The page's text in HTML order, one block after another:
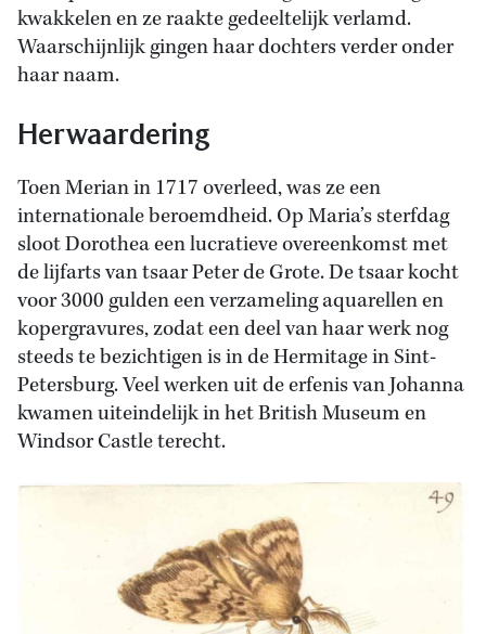
kwakkelen en ze raakte gedeeltelijk verlamd.
Waarschijnlijk gingen haar dochters verder onder
haar naam.
Herwaardering
Toen Merian in 1717 overleed, was ze een
internationale beroemdheid. Op Maria’s sterfdag
sloot Dorothea een lucratieve overeenkomst met
de lijfarts van tsaar Peter de Grote. De tsaar kocht
voor 3000 gulden een verzameling aquarellen en
kopergravures, zodat een deel van haar werk nog
steeds te bezichtigen is in de Hermitage in Sint-
Petersburg. Veel werken uit de erfenis van Johanna
kwamen uiteindelijk in het British Museum en
Windsor Castle terecht.